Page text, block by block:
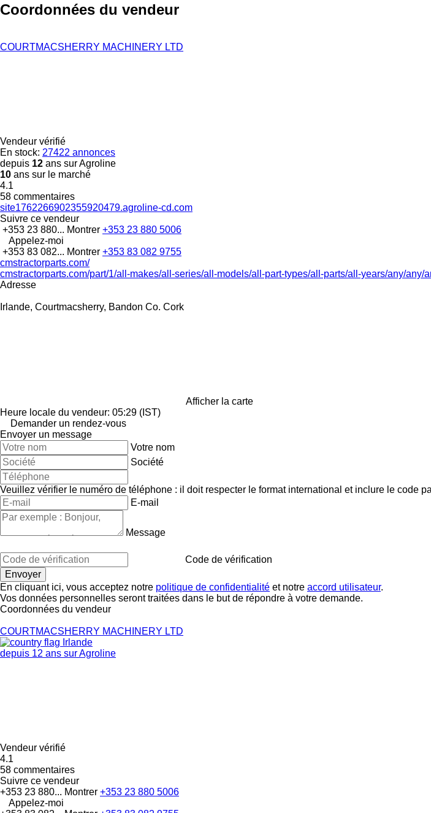
Coordonnées du vendeur
COURTMACSHERRY MACHINERY LTD
Vendeur vérifié
En stock: 27422 annonces
depuis 12 ans sur Agroline
10 ans sur le marché
4.1
58 commentaires
site1762266902355920479.agroline-cd.com
Suivre ce vendeur
+353 23 880... Montrer +353 23 880 5006
Appelez-moi
+353 83 082... Montrer +353 83 082 9755
cmstractorparts.com/
cmstractorparts.com/part/1/all-makes/all-series/all-models/all-part-types/all-parts/all-years/any/any/
Adresse
Irlande, Courtmacsherry, Bandon Co. Cork
Afficher la carte
Heure locale du vendeur: 05:29 (IST)
Demander un rendez-vous
Envoyer un message
Votre nom
Société
Veuillez vérifier le numéro de téléphone : il doit respecter le format international et inclure le code
E-mail
Message
Code de vérification
En cliquant ici, vous acceptez notre politique de confidentialité et notre accord utilisateur.
Vos données personnelles seront traitées dans le but de répondre à votre demande.
Coordonnées du vendeur
COURTMACSHERRY MACHINERY LTD
Irlande
depuis 12 ans sur Agroline
Vendeur vérifié
4.1
58 commentaires
Suivre ce vendeur
+353 23 880... Montrer +353 23 880 5006
Appelez-moi